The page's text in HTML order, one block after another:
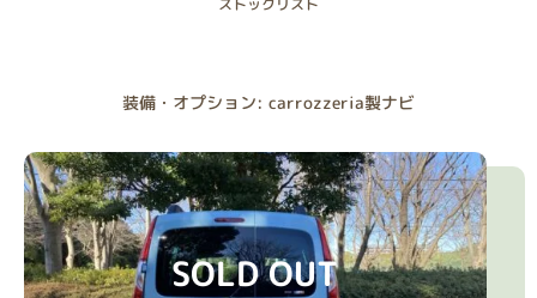
装備・オプション: carrozzeria製ナビ
SOLD OUT